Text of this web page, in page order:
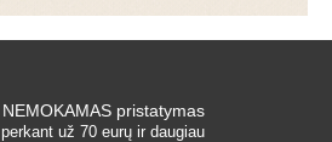
NEMOKAMAS pristatymas
perkant už 70 eurų ir daugiau